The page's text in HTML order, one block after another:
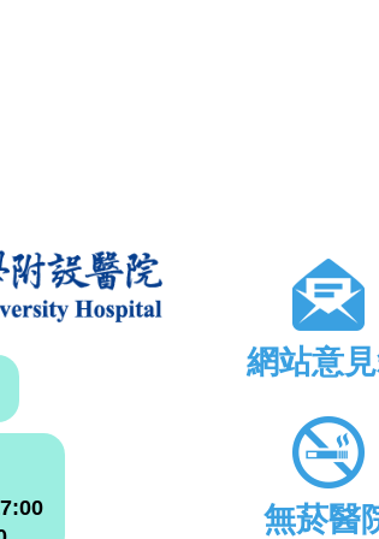
網站意
無菸醫